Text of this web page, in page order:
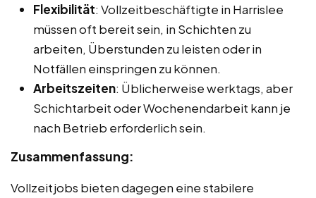
Flexibilität: Vollzeitbeschäftigte in Harrislee
müssen oft bereit sein, in Schichten zu
arbeiten, Überstunden zu leisten oder in
Notfällen einspringen zu können.
Arbeitszeiten: Üblicherweise werktags, aber
Schichtarbeit oder Wochenendarbeit kann je
nach Betrieb erforderlich sein.
Zusammenfassung:
Vollzeitjobs bieten dagegen eine stabilere